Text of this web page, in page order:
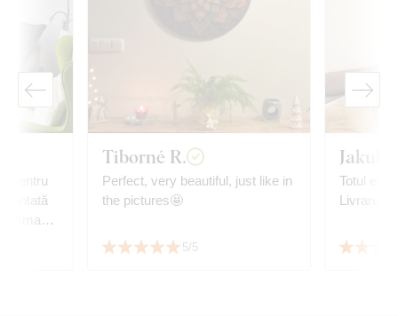
pentru
ultima
Tiborné R.
Perfect, very beautiful, just like in
the pictures🤩
5/5
Jakub
Totul
Livrare